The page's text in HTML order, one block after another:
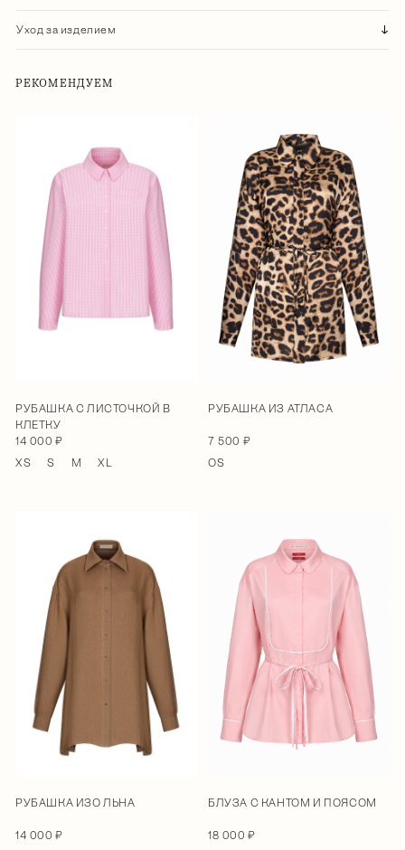
Уход за изделием
РЕКОМЕНДУЕМ
РУБАШКА С ЛИСТОЧКОЙ В
КЛЕТКУ
14 000 ₽
XS
S M XL
РУБАШКА ИЗ АТЛАСА
7 500 ₽
OS
РУБАШКА ИЗО ЛЬНА
14 000 ₽
БЛУЗА С КАНТОМ И ПОЯСОМ
18 000 ₽